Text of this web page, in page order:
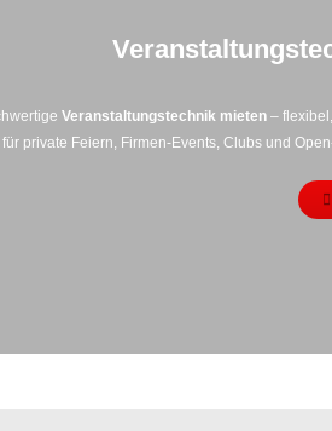
Veranstaltungstechnik mieten–
private Feiern, Firmen‑Events, Clubs und